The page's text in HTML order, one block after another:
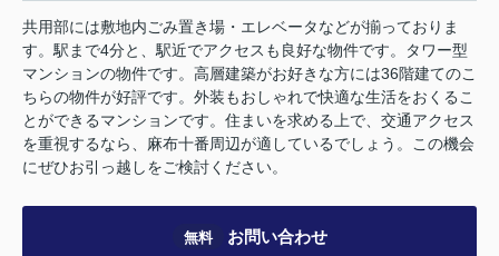
共用部には敷地内ごみ置き場・エレベータなどが揃っておりま
す。駅まで4分と、駅近でアクセスも良好な物件です。タワー型
マンションの物件です。高層建築がお好きな方には36階建てのこ
ちらの物件が好評です。外装もおしゃれで快適な生活をおくるこ
とができるマンションです。住まいを求める上で、交通アクセス
を重視するなら、麻布十番周辺が適しているでしょう。この機会
にぜひお引っ越しをご検討ください。
無料 お問い合わせ